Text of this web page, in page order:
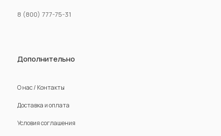
8 (800) 777-75-31
Дополнительно
О нас / Контакты
Доставка и оплата
Условия соглашения